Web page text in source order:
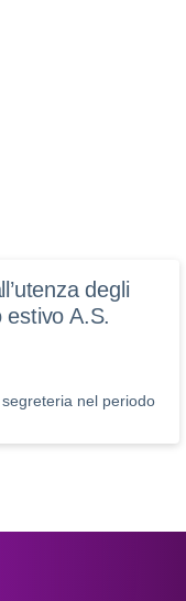
degli
A.S.
nel periodo